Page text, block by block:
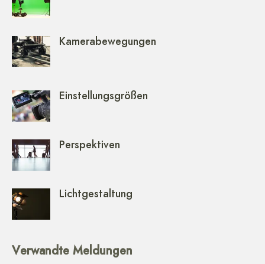
Kamerabewegungen
Einstellungsgrößen
Perspektiven
Lichtgestaltung
Verwandte Meldungen